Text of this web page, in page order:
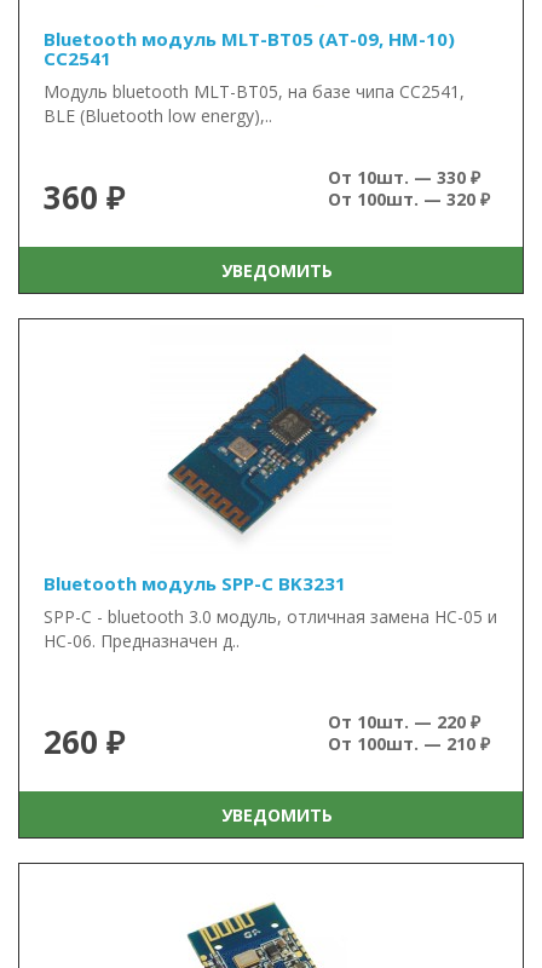
Bluetooth модуль MLT-BT05 (AT-09, HM-10)
CC2541
Модуль bluetooth MLT-BT05, на базе чипа CC2541,
BLE (Bluetooth low energy),..
360 ₽
От 10шт. — 330 ₽
От 100шт. — 320 ₽
УВЕДОМИТЬ
Bluetooth модуль SPP-C BK3231
SPP-C - bluetooth 3.0 модуль, отличная замена HC-05 и
HC-06. Предназначен д..
260 ₽
От 10шт. — 220 ₽
От 100шт. — 210 ₽
УВЕДОМИТЬ